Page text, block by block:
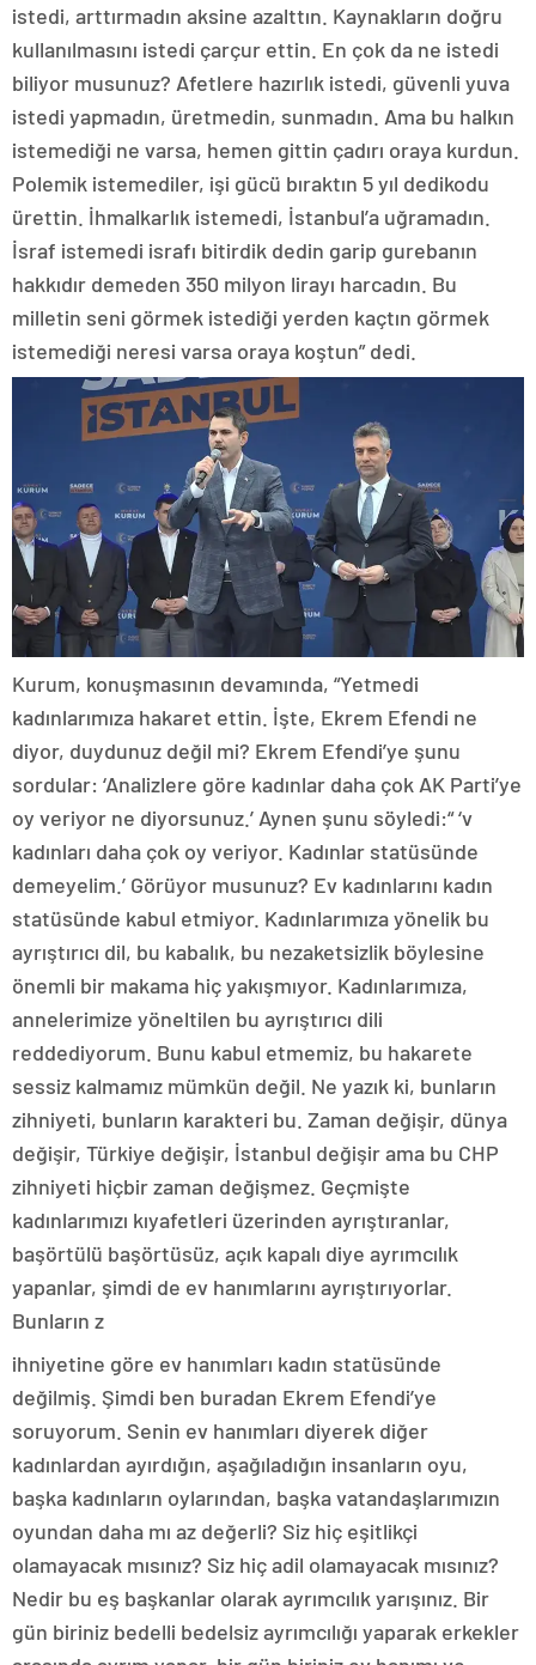
istedi, arttırmadın aksine azalttın. Kaynakların doğru
kullanılmasını istedi çarçur ettin. En çok da ne istedi
biliyor musunuz? Afetlere hazırlık istedi, güvenli yuva
istedi yapmadın, üretmedin, sunmadın. Ama bu halkın
istemediği ne varsa, hemen gittin çadırı oraya kurdun.
Polemik istemediler, işi gücü bıraktın 5 yıl dedikodu
ürettin. İhmalkarlık istemedi, İstanbul’a uğramadın.
İsraf istemedi israfı bitirdik dedin garip gurebanın
hakkıdır demeden 350 milyon lirayı harcadın. Bu
milletin seni görmek istediği yerden kaçtın görmek
istemediği neresi varsa oraya koştun” dedi.
Kurum, konuşmasının devamında, “Yetmedi
kadınlarımıza hakaret ettin. İşte, Ekrem Efendi ne
diyor, duydunuz değil mi? Ekrem Efendi’ye şunu
sordular: ‘Analizlere göre kadınlar daha çok AK Parti’ye
oy veriyor ne diyorsunuz.’ Aynen şunu söyledi:“ ‘v
kadınları daha çok oy veriyor. Kadınlar statüsünde
demeyelim.’ Görüyor musunuz? Ev kadınlarını kadın
statüsünde kabul etmiyor. Kadınlarımıza yönelik bu
ayrıştırıcı dil, bu kabalık, bu nezaketsizlik böylesine
önemli bir makama hiç yakışmıyor. Kadınlarımıza,
annelerimize yöneltilen bu ayrıştırıcı dili
reddediyorum. Bunu kabul etmemiz, bu hakarete
sessiz kalmamız mümkün değil. Ne yazık ki, bunların
zihniyeti, bunların karakteri bu. Zaman değişir, dünya
değişir, Türkiye değişir, İstanbul değişir ama bu CHP
zihniyeti hiçbir zaman değişmez. Geçmişte
kadınlarımızı kıyafetleri üzerinden ayrıştıranlar,
başörtülü başörtüsüz, açık kapalı diye ayrımcılık
yapanlar, şimdi de ev hanımlarını ayrıştırıyorlar.
Bunların z
ihniyetine göre ev hanımları kadın statüsünde
değilmiş. Şimdi ben buradan Ekrem Efendi’ye
soruyorum. Senin ev hanımları diyerek diğer
kadınlardan ayırdığın, aşağıladığın insanların oyu,
başka kadınların oylarından, başka vatandaşlarımızın
oyundan daha mı az değerli? Siz hiç eşitlikçi
olamayacak mısınız? Siz hiç adil olamayacak mısınız?
Nedir bu eş başkanlar olarak ayrımcılık yarışınız. Bir
gün biriniz bedelli bedelsiz ayrımcılığı yaparak erkekler